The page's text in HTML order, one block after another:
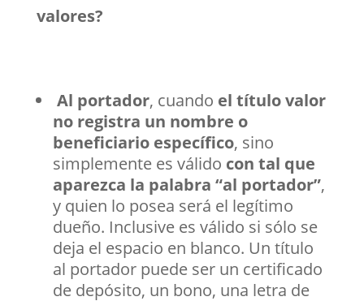
valores?
Al portador, cuando el título valor
no registra un nombre o
beneficiario específico, sino
simplemente es válido con tal que
aparezca la palabra “al portador”,
y quien lo posea será el legítimo
dueño. Inclusive es válido si sólo se
deja el espacio en blanco. Un título
al portador puede ser un certificado
de depósito, un bono, una letra de